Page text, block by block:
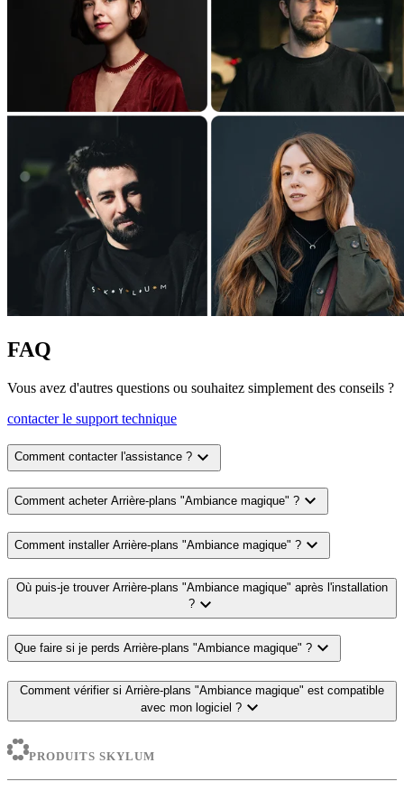
FAQ
Vous avez d'autres questions ou souhaitez simplement des conseils ?
contacter le support technique
Comment contacter l'assistance ? expand_more
Comment acheter Arrière-plans "Ambiance magique" ? expand_more
Comment installer Arrière-plans "Ambiance magique" ? expand_more
Où puis-je trouver Arrière-plans "Ambiance magique" après l'installation
?expand_more
Que faire si je perds Arrière-plans "Ambiance magique" ? expand_more
Comment vérifier si Arrière-plans "Ambiance magique" est compatible
avec mon logiciel ? expand_more
PRODUITS SKYLUM